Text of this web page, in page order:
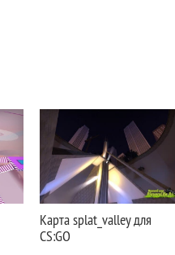
Карта splat_valley для
CS:GO